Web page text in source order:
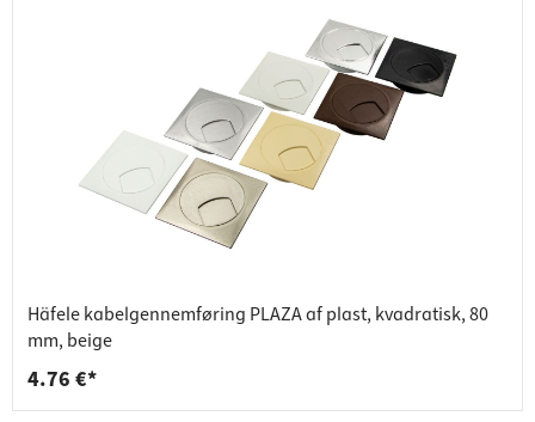
Häfele kabelgennemføring PLAZA af plast, kvadratisk, 80
mm, beige
4.76 €*